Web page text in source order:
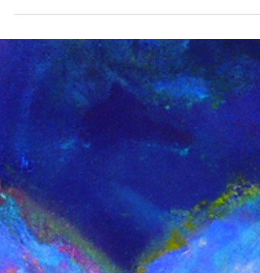
podcasts, conférences… Les chemins pour
explorer notre monde intérieur sont nombreux,
beaucoup de personnes développent
une compréhension très fine de ce qui les
traverse. Elles savent d’où viennent certaines de
leurs peurs. Elles ont identifié leurs blessures.
ont parfois même déjà mis des mots très justes
l